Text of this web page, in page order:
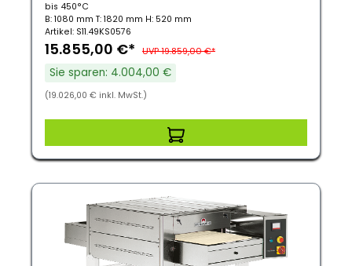
bis 450°C
B: 1080 mm T: 1820 mm H: 520 mm
Artikel: S11.49KS0576
15.855,00 €* UVP 19.859,00 €*
Sie sparen: 4.004,00 €
(19.026,00 € inkl. MwSt.)